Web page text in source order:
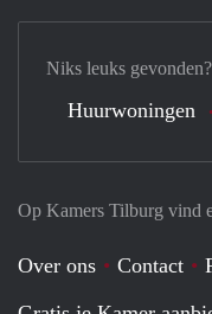
Op Kamers Tilburg vind
Over ons Contact
Niks leuks
Huurwoningen